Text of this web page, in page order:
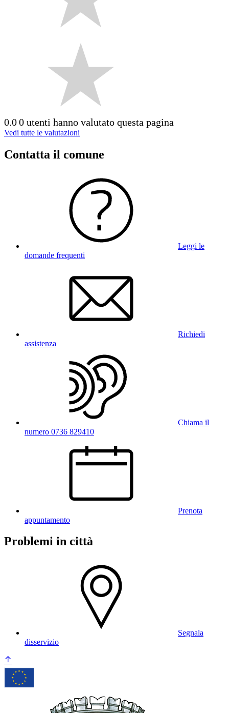
0.00 utenti hanno valutato questa pagina
Vedi tutte le valutazioni
Contatta il comune
Leggi le
domande frequenti
Richiedi
assistenza
Chiama il
numero 0736 829410
Prenota
appuntamento
Problemi in città
Segnala
disservizio